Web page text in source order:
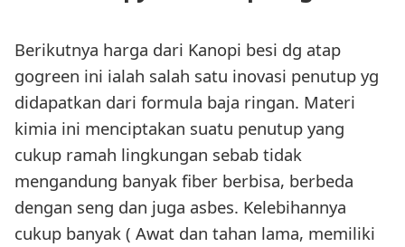
Berikutnya harga dari Kanopi besi dg atap
gogreen ini ialah salah satu inovasi penutup yg
didapatkan dari formula baja ringan. Materi
kimia ini menciptakan suatu penutup yang
cukup ramah lingkungan sebab tidak
mengandung banyak fiber berbisa, berbeda
dengan seng dan juga asbes. Kelebihannya
cukup banyak ( Awat dan tahan lama, memiliki